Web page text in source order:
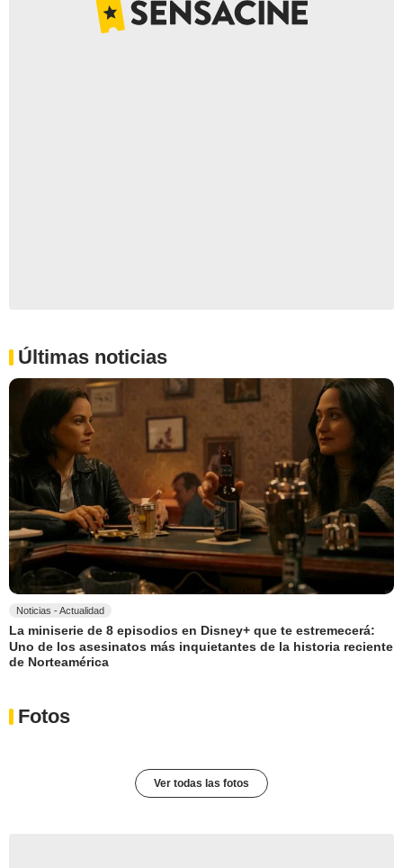
Últimas noticias
Noticias - Actualidad
La miniserie de 8 episodios en Disney+ que te estremecerá:
Uno de los asesinatos más inquietantes de la historia reciente
de Norteamérica
Fotos
Ver todas las fotos